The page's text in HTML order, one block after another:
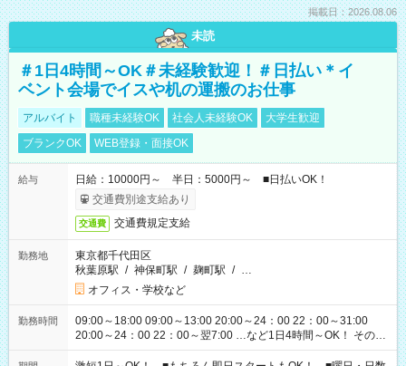
掲載日：2026.08.06
未読
＃1日4時間～OK＃未経験歓迎！＃日払い＊イ
ベント会場でイスや机の運搬のお仕事
アルバイト 職種未経験OK 社会人未経験OK
大学生歓迎
ブランクOK
WEB登録・面接OK
給与
日給：10000円～ 半日：5000円～ ■日払いOK！
交通費別途支給あり
交通費 交通費規定支給
勤務地
東京都千代田区
秋葉原駅 / 神保町駅 / 麹町駅 / …
オフィス・学校など
勤務時間
09:00～18:00 09:00～13:00 20:00～24：00 22：00～31:00
20:00～24：00 22：00～翌7:00 …など1日4時間～OK！ その他
シフトもございます！ お気軽にご相談ください！